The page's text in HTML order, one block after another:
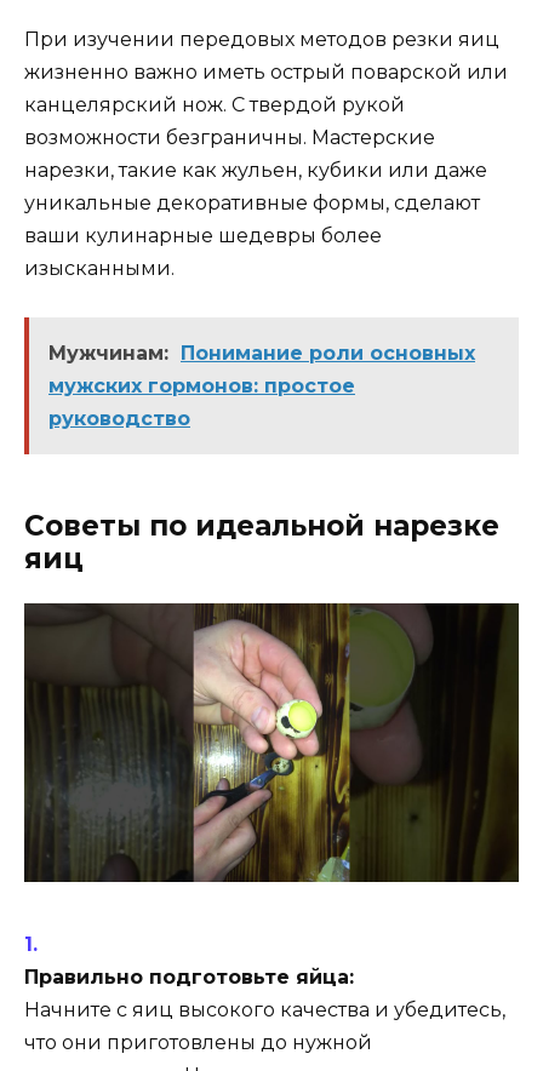
При изучении передовых методов резки яиц
жизненно важно иметь острый поварской или
канцелярский нож. С твердой рукой
возможности безграничны. Мастерские
нарезки, такие как жульен, кубики или даже
уникальные декоративные формы, сделают
ваши кулинарные шедевры более
изысканными.
Мужчинам:
Понимание роли основных
мужских гормонов: простое
руководство
Советы по идеальной нарезке
яиц
Правильно подготовьте яйца:
Начните с яиц высокого качества и убедитесь,
что они приготовлены до нужной